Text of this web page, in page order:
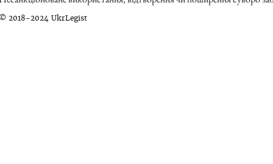
2018-2024 UkrLegist